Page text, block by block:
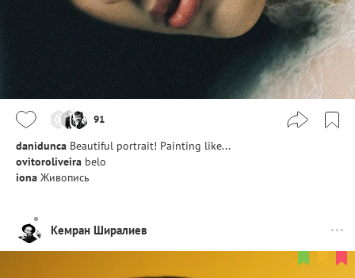
91
danidunca Beautiful portrait! Painting like...
ovitoroliveira belo
iona Живопись
Кемран Ширалиев